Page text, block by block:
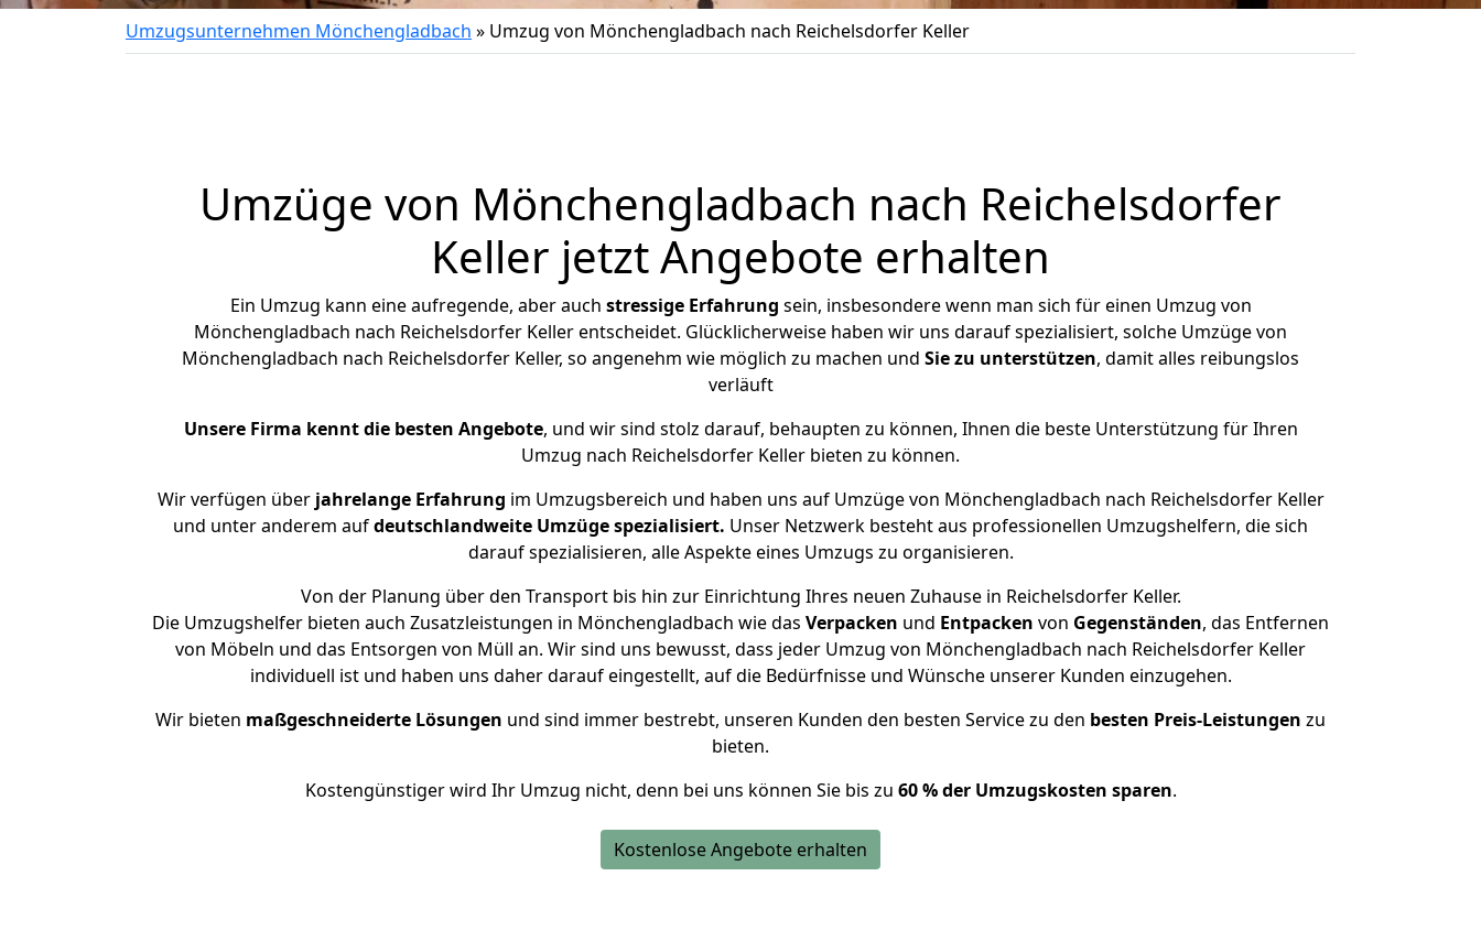
Umzugsunternehmen Mönchengladbach » Umzug von Mönchengladbach nach Reichelsdorfer Keller
Umzüge von Mönchengladbach nach Reichelsdorfer
Keller jetzt Angebote erhalten
Ein Umzug kann eine aufregende, aber auch stressige Erfahrung sein, insbesondere wenn man sich für einen Umzug von
Mönchengladbach nach Reichelsdorfer Keller entscheidet. Glücklicherweise haben wir uns darauf spezialisiert, solche Umzüge von
Mönchengladbach nach Reichelsdorfer Keller, so angenehm wie möglich zu machen und Sie zu unterstützen, damit alles reibungslos
verläuft
Unsere Firma kennt die besten Angebote, und wir sind stolz darauf, behaupten zu können, Ihnen die beste Unterstützung für Ihren
Umzug nach Reichelsdorfer Keller bieten zu können.
Wir verfügen überjahrelange Erfahrung im Umzugsbereich und haben uns auf Umzüge von Mönchengladbach nach Reichelsdorfer Keller
und unter anderem aufdeutschlandweite Umzüge spezialisiert. Unser Netzwerk besteht aus professionellen Umzugshelfern, die sich
darauf spezialisieren, alle Aspekte eines Umzugs zu organisieren.
Von der Planung über den Transport bis hin zur Einrichtung Ihres neuen Zuhause in Reichelsdorfer Keller.
Die Umzugshelfer bieten auch Zusatzleistungen in Mönchengladbach wie das Verpacken und Entpacken von Gegenständen, das Entfernen
von Möbeln und das Entsorgen von Müll an. Wir sind uns bewusst, dass jeder Umzug von Mönchengladbach nach Reichelsdorfer Keller
individuell ist und haben uns daher darauf eingestellt, auf die Bedürfnisse und Wünsche unserer Kunden einzugehen.
Wir bieten maßgeschneiderte Lösungen und sind immer bestrebt, unseren Kunden den besten Service zu den besten Preis-Leistungen zu
bieten.
Kostengünstiger wird Ihr Umzug nicht, denn bei uns können Sie bis zu 60 % der Umzugskosten sparen.
Kostenlose Angebote erhalten